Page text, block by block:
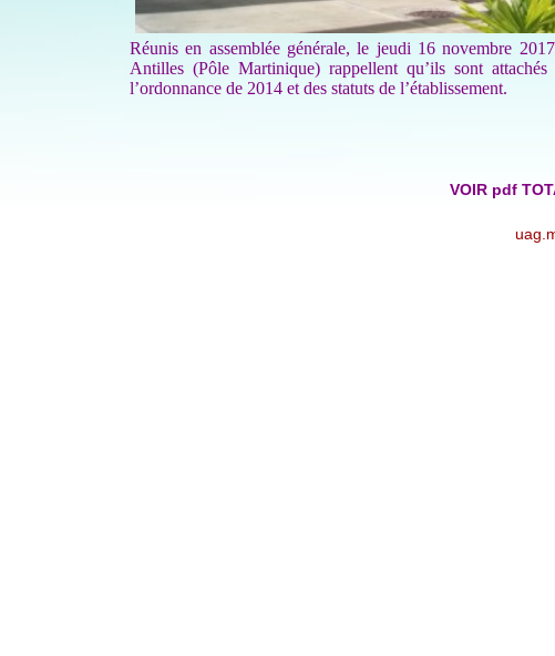
Réunis en assemblée générale, le jeudi 16 novembre
Antilles (Pôle Martinique) rappellent qu’ils sont
l’ordonnance de 2014 et des statuts de l’établissement.
VOIR pdf